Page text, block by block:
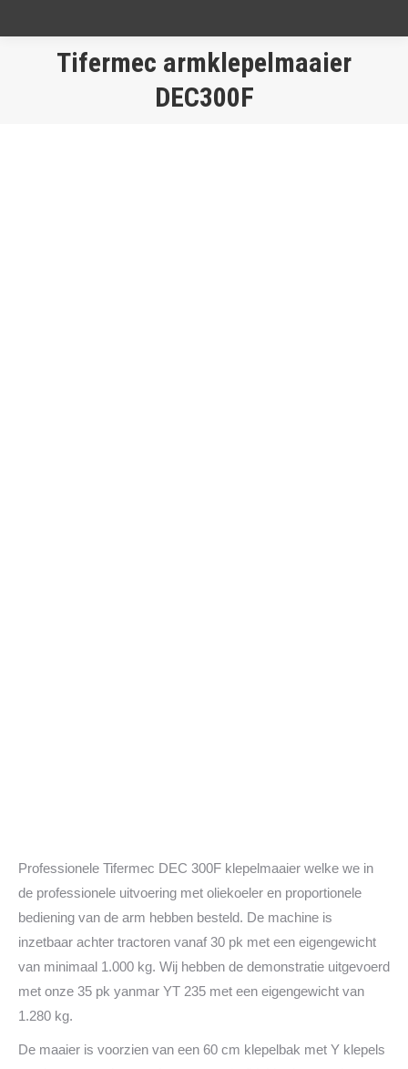
Tifermec armklepelmaaier
DEC300F
Professionele Tifermec DEC 300F klepelmaaier welke we in
de professionele uitvoering met oliekoeler en proportionele
bediening van de arm hebben besteld. De machine is
inzetbaar achter tractoren vanaf 30 pk met een eigengewicht
van minimaal 1.000 kg. Wij hebben de demonstratie uitgevoerd
met onze 35 pk yanmar YT 235 met een eigengewicht van
1.280 kg.
De maaier is voorzien van een 60 cm klepelbak met Y klepels